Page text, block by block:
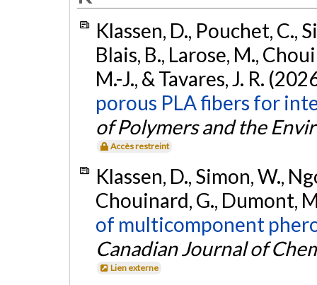
Klassen, D., Pouchet, C.,
Blais, B., Larose, M.,
M.-J., & Tavares, J. R.
porous PLA fibers for
of Polymers and the
Accès restreint
Klassen, D., Simon, W.,
Chouinard, G., Dumont,
of multicomponent
Canadian Journal of
Lien externe